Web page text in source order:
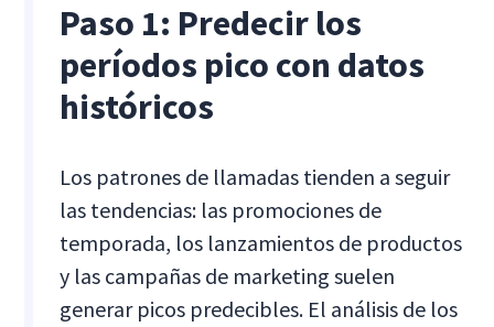
Paso 1: Predecir los
períodos pico con datos
históricos
Los patrones de llamadas tienden a seguir
las tendencias: las promociones de
temporada, los lanzamientos de productos
y las campañas de marketing suelen
generar picos predecibles. El análisis de los